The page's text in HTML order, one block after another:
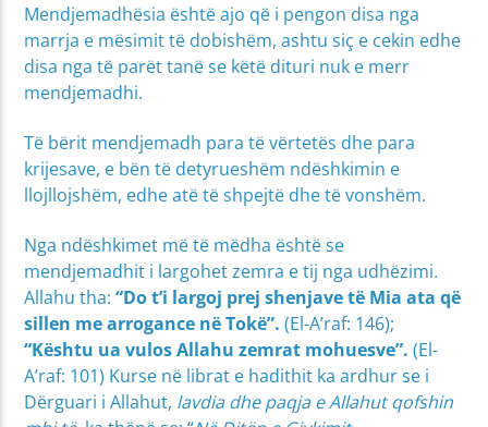
Mendjemadhësia është ajo që i pengon disa nga
marrja e mësimit të dobishëm, ashtu siç e cekin edhe
disa nga të parët tanë se këtë dituri nuk e merr
mendjemadhi.
Të bërit mendjemadh para të vërtetës dhe para
krijesave, e bën të detyrueshëm ndëshkimin e
llojllojshëm, edhe atë të shpejtë dhe të vonshëm.
Nga ndëshkimet më të mëdha është se
mendjemadhit i largohet zemra e tij nga udhëzimi.
Allahu tha:“Do t’i largoj prej shenjave të Mia ata që
sillen me arrogance në Tokë”. (El-A’raf: 146);
“Kështu ua vulos Allahu zemrat mohuesve”. (El-
A’raf: 101) Kurse në librat e hadithit ka ardhur se i
Dërguari i Allahut, lavdia dhe paqja e Allahut qofshin